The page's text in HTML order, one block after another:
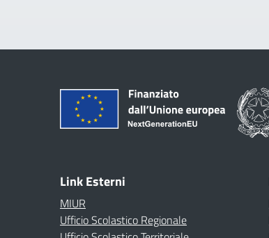
Link Esterni
MIUR
Ufficio Scolastico Regionale